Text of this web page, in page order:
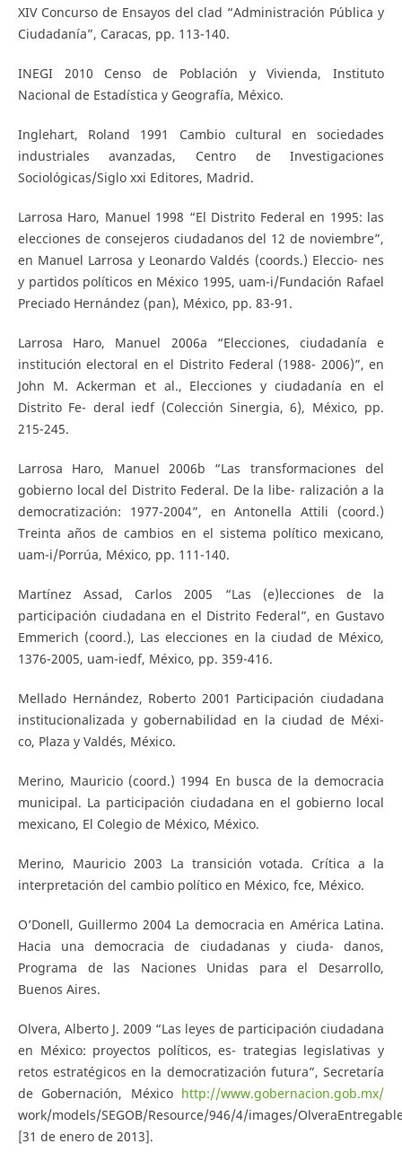
XIV Concurso de Ensayos del clad “Administración Pública y
Ciudadanía”, Caracas, pp. 113-140.
INEGI 2010 Censo de Población y Vivienda, Instituto
Nacional de Estadística y Geografía, México.
Inglehart, Roland 1991 Cambio cultural en sociedades
industriales avanzadas, Centro de Investigaciones
Sociológicas/Siglo xxi Editores, Madrid.
Larrosa Haro, Manuel 1998 “El Distrito Federal en 1995: las
elecciones de consejeros ciudadanos del 12 de noviembre”,
en Manuel Larrosa y Leonardo Valdés (coords.) Eleccio- nes
y partidos políticos en México 1995, uam-i/Fundación Rafael
Preciado Hernández (pan), México, pp. 83-91.
Larrosa Haro, Manuel 2006a “Elecciones, ciudadanía e
institución electoral en el Distrito Federal (1988- 2006)”, en
John M. Ackerman et al., Elecciones y ciudadanía en el
Distrito Fe- deral iedf (Colección Sinergia, 6), México, pp.
215-245.
Larrosa Haro, Manuel 2006b “Las transformaciones del
gobierno local del Distrito Federal. De la libe- ralización a la
democratización: 1977-2004”, en Antonella Attili (coord.)
Treinta años de cambios en el sistema político mexicano,
uam-i/Porrúa, México, pp. 111-140.
Martínez Assad, Carlos 2005 “Las (e)lecciones de la
participación ciudadana en el Distrito Federal”, en Gustavo
Emmerich (coord.), Las elecciones en la ciudad de México,
1376-2005, uam-iedf, México, pp. 359-416.
Mellado Hernández, Roberto 2001 Participación ciudadana
institucionalizada y gobernabilidad en la ciudad de Méxi-
co, Plaza y Valdés, México.
Merino, Mauricio (coord.) 1994 En busca de la democracia
municipal. La participación ciudadana en el gobierno local
mexicano, El Colegio de México, México.
Merino, Mauricio 2003 La transición votada. Crítica a la
interpretación del cambio político en México, fce, México.
O’Donell, Guillermo 2004 La democracia en América Latina.
Hacia una democracia de ciudadanas y ciuda- danos,
Programa de las Naciones Unidas para el Desarrollo,
Buenos Aires.
Olvera, Alberto J. 2009 “Las leyes de participación ciudadana
en México: proyectos políticos, es- trategias legislativas y
retos estratégicos en la democratización futura”, Secretaría
de Gobernación, México http://www.gobernacion.gob.mx/
work/models/SEGOB/Resource/946/4/images/
[31 de enero de 2013].